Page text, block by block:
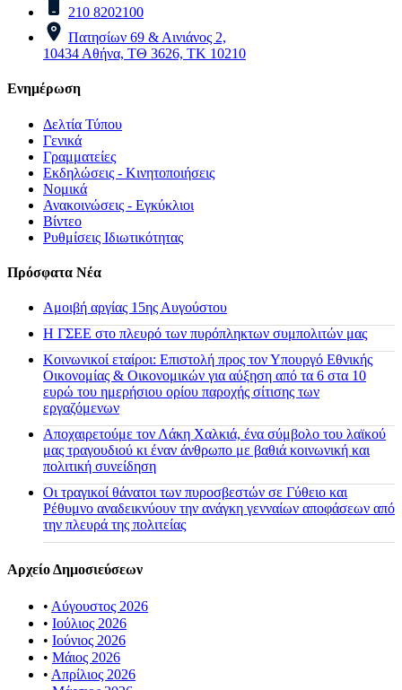
210 8202100
Πατησίων 69 & Αινιάνος 2,
10434 Αθήνα, ΤΘ 3626, ΤΚ 10210
Ενημέρωση
Δελτία Τύπου
Γενικά
Γραμματείες
Εκδηλώσεις - Κινητοποιήσεις
Νομικά
Ανακοινώσεις - Εγκύκλιοι
Βίντεο
Ρυθμίσεις Ιδιωτικότητας
Πρόσφατα Νέα
Αμοιβή αργίας 15ης Αυγούστου
H ΓΣΕΕ στο πλευρό των πυρόπληκτων συμπολιτών μας
Κοινωνικοί εταίροι: Επιστολή προς τον Υπουργό Εθνικής
Οικονομίας & Οικονομικών για αύξηση από τα 6 στα 10
ευρώ του ημερήσιου ορίου παροχής σίτισης των
εργαζόμενων
Αποχαιρετούμε τον Λάκη Χαλκιά, ένα σύμβολο του λαϊκού
μας τραγουδιού κι έναν άνθρωπο με βαθιά κοινωνική και
πολιτική συνείδηση
Οι τραγικοί θάνατοι των πυροσβεστών σε Γύθειο και
Ρέθυμνο αναδεικνύουν την ανάγκη γενναίων αποφάσεων από
την πλευρά της πολιτείας
Αρχείο Δημοσιεύσεων
• Αύγουστος 2026
• Ιούλιος 2026
• Ιούνιος 2026
• Μάιος 2026
• Απρίλιος 2026